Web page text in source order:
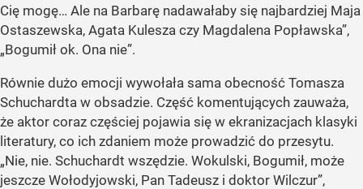
Cię mogę… Ale na Barbarę nadawałaby się najbardziej Maja
Ostaszewska, Agata Kulesza czy Magdalena Popławska”,
„Bogumił ok. Ona nie”.
Równie dużo emocji wywołała sama obecność Tomasza
Schuchardta w obsadzie. Część komentujących zauważa,
że aktor coraz częściej pojawia się w ekranizacjach klasyki
literatury, co ich zdaniem może prowadzić do przesytu.
„Nie, nie. Schuchardt wszędzie. Wokulski, Bogumił, może
jeszcze Wołodyjowski, Pan Tadeusz i doktor Wilczur”,